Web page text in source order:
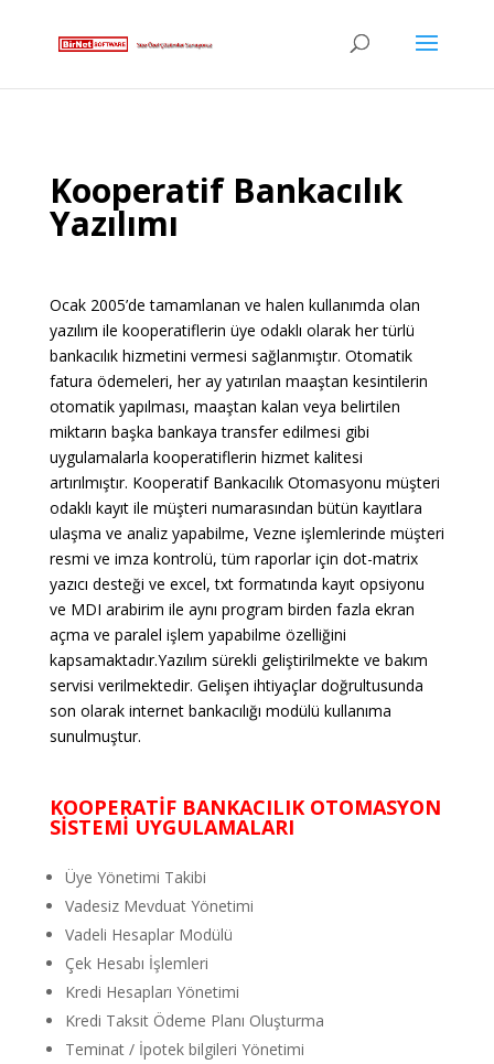
Kooperatif Bankacılık
Yazılımı
Ocak 2005’de tamamlanan ve halen kullanımda olan
yazılım ile kooperatiflerin üye odaklı olarak her türlü
bankacılık hizmetini vermesi sağlanmıştır. Otomatik
fatura ödemeleri, her ay yatırılan maaştan kesintilerin
otomatik yapılması, maaştan kalan veya belirtilen
miktarın başka bankaya transfer edilmesi gibi
uygulamalarla kooperatiflerin hizmet kalitesi
artırılmıştır. Kooperatif Bankacılık Otomasyonu müşteri
odaklı kayıt ile müşteri numarasından bütün kayıtlara
ulaşma ve analiz yapabilme, Vezne işlemlerinde müşteri
resmi ve imza kontrolü, tüm raporlar için dot-matrix
yazıcı desteği ve excel, txt formatında kayıt opsiyonu
ve MDI arabirim ile aynı program birden fazla ekran
açma ve paralel işlem yapabilme özelliğini
kapsamaktadır.Yazılım sürekli geliştirilmekte ve bakım
servisi verilmektedir. Gelişen ihtiyaçlar doğrultusunda
son olarak internet bankacılığı modülü kullanıma
sunulmuştur.
KOOPERATİF BANKACILIK OTOMASYON
SİSTEMİ UYGULAMALARI
Üye Yönetimi Takibi
Vadesiz Mevduat Yönetimi
Vadeli Hesaplar Modülü
Çek Hesabı İşlemleri
Kredi Hesapları Yönetimi
Kredi Taksit Ödeme Planı Oluşturma
Teminat / İpotek bilgileri Yönetimi